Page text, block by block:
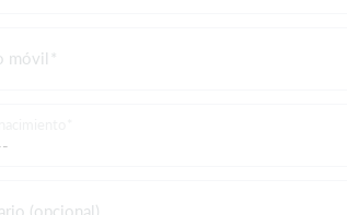
móvil
(opcional)